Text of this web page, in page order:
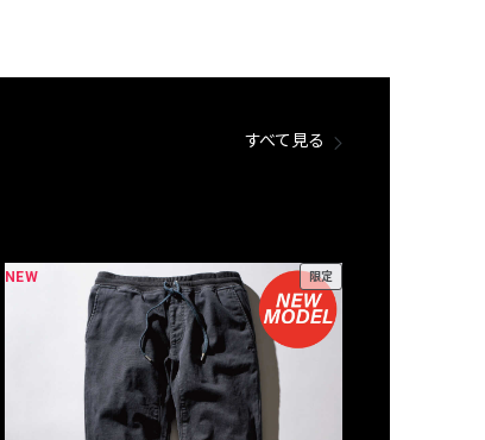
すべて見る
NEW 限定